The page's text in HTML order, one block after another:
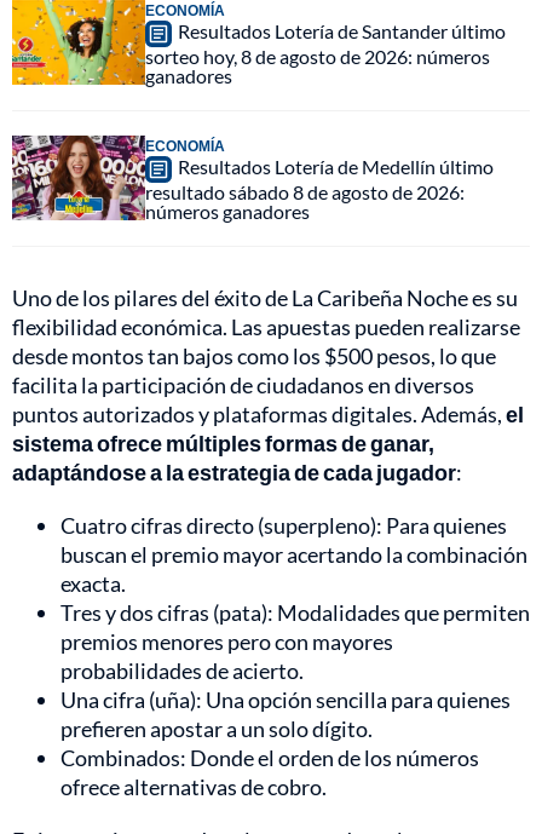
ECONOMÍA
Resultados Lotería de Santander último
sorteo hoy, 8 de agosto de 2026: números
ganadores
ECONOMÍA
Resultados Lotería de Medellín último
resultado sábado 8 de agosto de 2026:
números ganadores
Uno de los pilares del éxito de La Caribeña Noche es su
flexibilidad económica. Las apuestas pueden realizarse
desde montos tan bajos como los $500 pesos, lo que
facilita la participación de ciudadanos en diversos
puntos autorizados y plataformas digitales. Además,el
sistema ofrece múltiples formas de ganar,
adaptándose a la estrategia de cada jugador:
Cuatro cifras directo (superpleno): Para quienes
buscan el premio mayor acertando la combinación
exacta.
Tres y dos cifras (pata): Modalidades que permiten
premios menores pero con mayores
probabilidades de acierto.
Una cifra (uña): Una opción sencilla para quienes
prefieren apostar a un solo dígito.
Combinados: Donde el orden de los números
ofrece alternativas de cobro.